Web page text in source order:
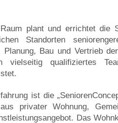
plant und errichtet die
Standorten
Planung, Bau und Vertrieb
vielseitig qualifiziertes
ist die
privater Wohnung,
Das